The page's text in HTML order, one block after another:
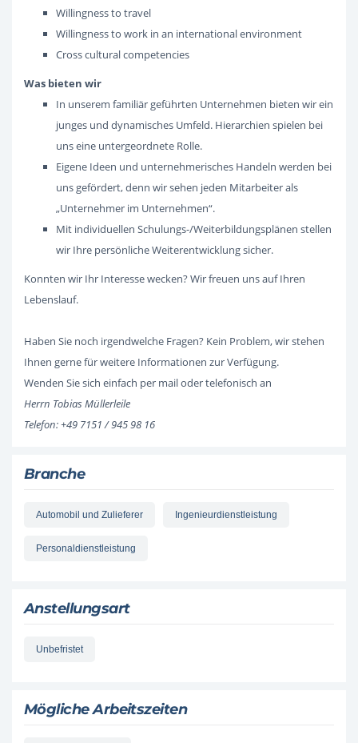
Willingness to travel
Willingness to work in an international environment
Cross cultural competencies
Was bieten wir
In unserem familiär geführten Unternehmen bieten wir ein
junges und dynamisches Umfeld. Hierarchien spielen bei
uns eine untergeordnete Rolle.
Eigene Ideen und unternehmerisches Handeln werden bei
uns gefördert, denn wir sehen jeden Mitarbeiter als
„Unternehmer im Unternehmen“.
Mit individuellen Schulungs-/Weiterbildungsplänen stellen
wir Ihre persönliche Weiterentwicklung sicher.
Konnten wir Ihr Interesse wecken? Wir freuen uns auf Ihren
Lebenslauf.
Haben Sie noch irgendwelche Fragen? Kein Problem, wir stehen
Ihnen gerne für weitere Informationen zur Verfügung.
Wenden Sie sich einfach per mail oder telefonisch an
Herrn Tobias Müllerleile
Telefon: +49 7151 / 945 98 16
Branche
Automobil und Zulieferer Ingenieurdienstleistung
Personaldienstleistung
Anstellungsart
Unbefristet
Mögliche Arbeitszeiten